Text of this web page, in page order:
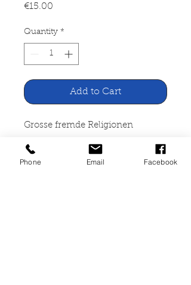
€15.00
Quantity *
Add to Cart
Grosse fremde Religionen
Schroedel Crüwell Dortmund
Phone Email Facebook